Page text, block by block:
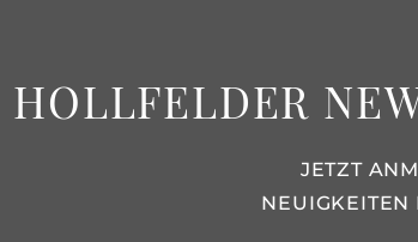
HOLLFELDER
JETZT
NEUIGKEITEN